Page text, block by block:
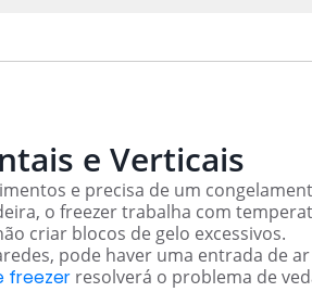
e Verticais
e precisa de um
o freezer trabalha com
criar blocos de gelo excessivos.
pode haver uma entrada de
freezer resolverá o problema de